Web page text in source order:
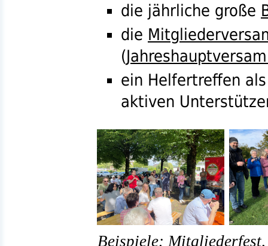
die jährliche große
die
(
ein Helfertreffen
aktiven
Beispiele: